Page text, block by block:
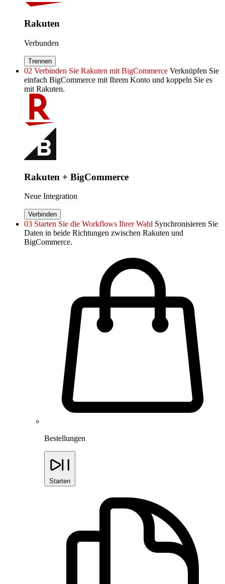
Rakuten
Verbunden
Trennen
02 Verbinden Sie Rakuten mit BigCommerce Verknüpfen Sie
einfach BigCommerce mit Ihrem Konto und koppeln Sie es
mit Rakuten.
Rakuten + BigCommerce
Neue Integration
Verbinden
03 Starten Sie die Workflows Ihrer Wahl Synchronisieren Sie
Daten in beide Richtungen zwischen Rakuten und
BigCommerce.
Bestellungen
Starten